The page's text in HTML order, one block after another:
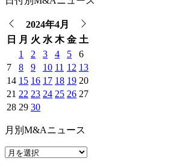
2024年4月
日
月 火 水 木 金 土
1
2 3 4 5
6
7
8 9 10 11 12 13
14 15 16 17 18 19 20
21 22 23 24 25 26 27
28 29 30
月別M&Aニュース